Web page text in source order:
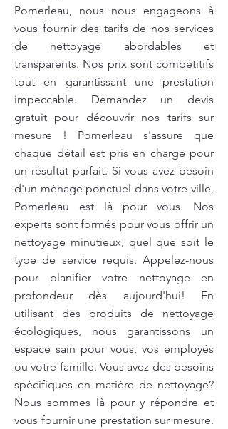
Pomerleau, nous nous engageons à
vous fournir des tarifs de nos services
de nettoyage abordables et
transparents. Nos prix sont compétitifs
tout en garantissant une prestation
impeccable. Demandez un devis
gratuit pour découvrir nos tarifs sur
mesure ! Pomerleau s'assure que
chaque détail est pris en charge pour
un résultat parfait. Si vous avez besoin
d'un ménage ponctuel dans votre ville,
Pomerleau est là pour vous. Nos
experts sont formés pour vous offrir un
nettoyage minutieux, quel que soit le
type de service requis. Appelez-nous
pour planifier votre nettoyage en
profondeur dès aujourd'hui! En
utilisant des produits de nettoyage
écologiques, nous garantissons un
espace sain pour vous, vos employés
ou votre famille. Vous avez des besoins
spécifiques en matière de nettoyage?
Nous sommes là pour y répondre et
vous fournir une prestation sur mesure.